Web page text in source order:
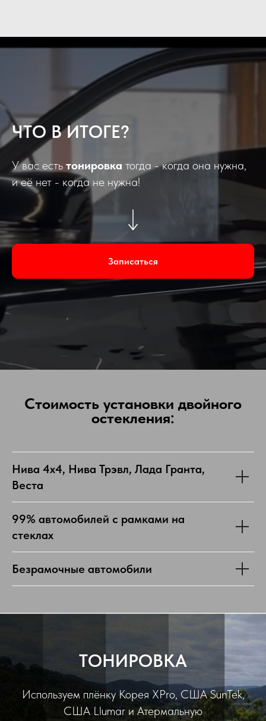
ЧТО В ИТОГЕ?
У вас есть тонировка тогда - когда она нужна,
и её нет - когда не нужна!
Записаться
Стоимость установки двойного
остекления:
Нива 4х4, Нива Трэвл, Лада Гранта,
Веста
99% автомобилей с рамками на
стеклах
Безрамочные автомобили
ТОНИРОВКА
Используем плёнку Корея XPro, США SunTek,
США Llumar и Атермальную